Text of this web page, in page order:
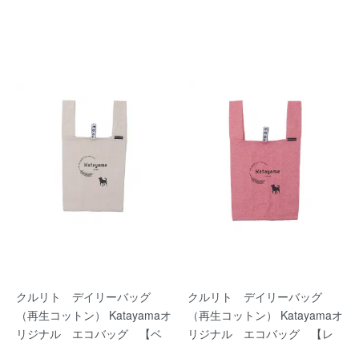
クルリト デイリーバッグ
（再生コットン） Katayamaオ
リジナル エコバッグ 【ベ
クルリト デイリーバッグ
（再生コットン） Katayamaオ
リジナル エコバッグ 【レ